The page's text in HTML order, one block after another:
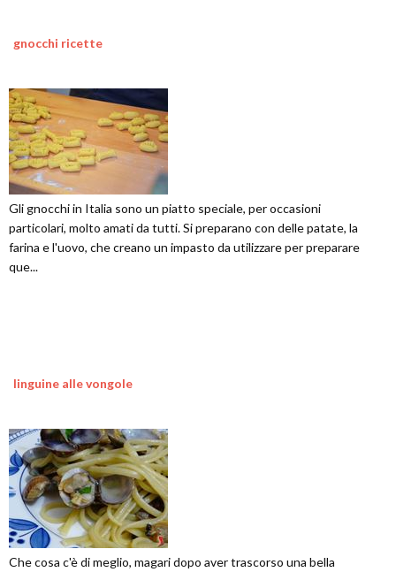
gnocchi ricette
Gli gnocchi in Italia sono un piatto speciale, per occasioni
particolari, molto amati da tutti. Si preparano con delle patate, la
farina e l'uovo, che creano un impasto da utilizzare per preparare
que...
linguine alle vongole
Che cosa c'è di meglio, magari dopo aver trascorso una bella